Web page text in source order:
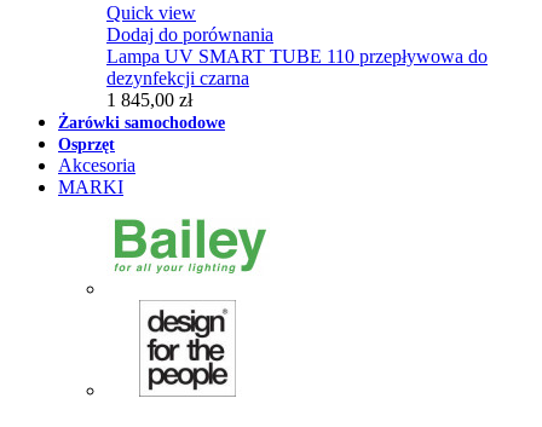
Quick view
Dodaj do porównania
Lampa UV SMART TUBE 110 przepływowa do
dezynfekcji czarna
1 845,00 zł
Żarówki samochodowe
Osprzęt
Akcesoria
MARKI